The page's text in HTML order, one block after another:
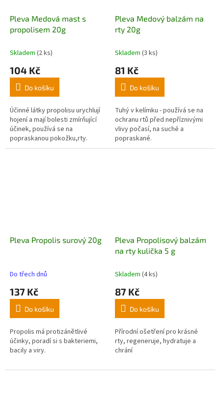
Pleva Medová mast s
propolisem 20g
Skladem (2 ks)
104 Kč
Do košíku
Účinné látky propolisu urychlují
hojení a mají bolesti zmírňující
účinek, používá se na
popraskanou pokožku,rty.
Vynikající na pokožku náchylnou
Pleva Medový balzám na
rty 20g
Skladem (3 ks)
81 Kč
Do košíku
Tuhý v kelímku - používá se na
ochranu rtů před nepříznivými
vlivy počasí, na suché a
popraskané.
Pleva Propolis surový 20g
Do třech dnů
137 Kč
Do košíku
Propolis má protizánětlivé
účinky, poradí si s bakteriemi,
bacily a viry.
Pleva Propolisový balzám
na rty kulička 5 g
Skladem (4 ks)
87 Kč
Do košíku
Přírodní ošetření pro krásné
rty, regeneruje, hydratuje a
chrání